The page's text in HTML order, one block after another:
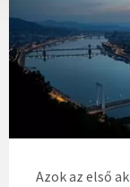
Azok az első